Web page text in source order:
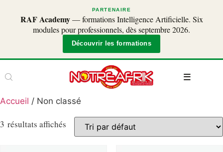
PARTENAIRE
RAF Academy— formations Intelligence Artificielle. Six
modules pour professionnels, dès septembre 2026.
Découvrir les formations
Accueil / Non classé
3 résultats affichés